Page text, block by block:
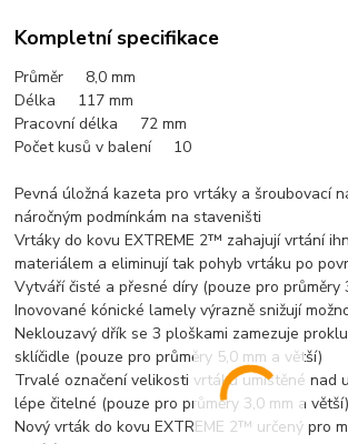
Kompletní specifikace
Průměr 8,0 mm
Délka 117 mm
Pracovní délka 72 mm
Počet kusů v balení 10
Pevná úložná kazeta pro vrtáky a šroubovací
náročným podmínkám na staveništi
Vrtáky do kovu EXTREME 2™ zahajují vrtání
materiálem a eliminují tak pohyb vrtáku po
Vytváří čisté a přesné díry (pouze pro průměry
Inovované kónické lamely výrazně snižují
Neklouzavý dřík se 3 ploškami zamezuje
sklíčidle (pouze pro průměry 5,0 mm a větší)
Trvalé označení velikosti vrtáku umístěné nad
lépe čitelné (pouze pro průměry 3,0 mm a větší)
Nový vrták do kovu EXTREME 2™ určený pro